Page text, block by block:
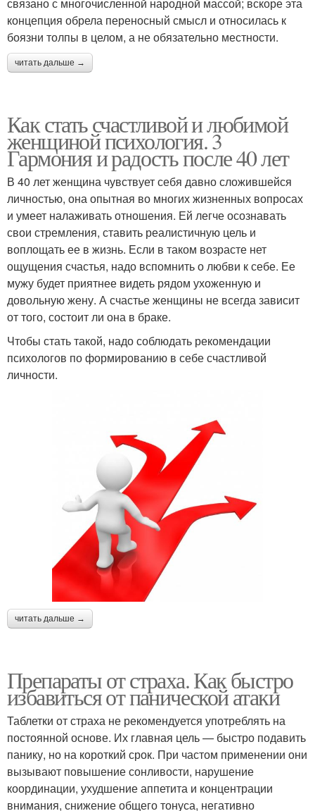
связано с многочисленной народной массой; вскоре эта
концепция обрела переносный смысл и относилась к
боязни толпы в целом, а не обязательно местности.
читать дальше →
Как стать счастливой и любимой
женщиной психология. 3
Гармония и радость после 40 лет
В 40 лет женщина чувствует себя давно сложившейся
личностью, она опытная во многих жизненных вопросах
и умеет налаживать отношения. Ей легче осознавать
свои стремления, ставить реалистичную цель и
воплощать ее в жизнь. Если в таком возрасте нет
ощущения счастья, надо вспомнить о любви к себе. Ее
мужу будет приятнее видеть рядом ухоженную и
довольную жену. А счастье женщины не всегда зависит
от того, состоит ли она в браке.
Чтобы стать такой, надо соблюдать рекомендации
психологов по формированию в себе счастливой
личности.
читать дальше →
Препараты от страха. Как быстро
избавиться от панической атаки
Таблетки от страха не рекомендуется употреблять на
постоянной основе. Их главная цель — быстро подавить
панику, но на короткий срок. При частом применении они
вызывают повышение сонливости, нарушение
координации, ухудшение аппетита и концентрации
внимания, снижение общего тонуса, негативно